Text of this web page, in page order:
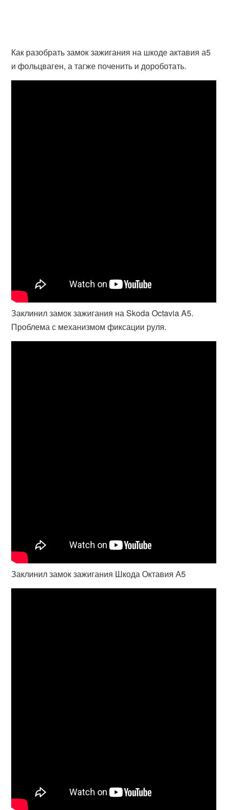
Как разобрать замок зажигания на шкоде актавия а5
и фольцваген, а тагже поченить и дороботать.
Заклинил замок зажигания на Skoda Octavia A5.
Проблема с механизмом фиксации руля.
Заклинил замок зажигания Шкода Октавия А5